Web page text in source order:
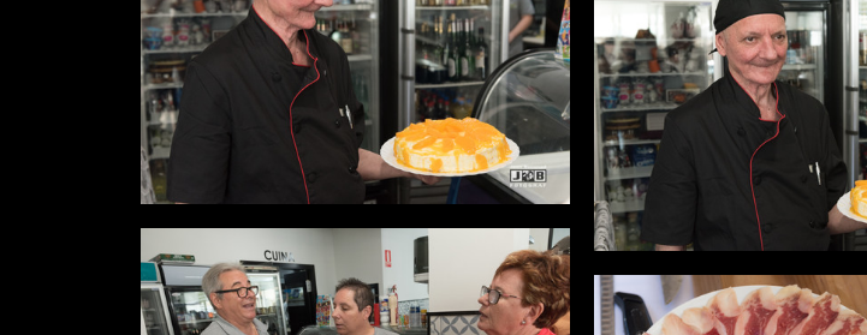
Desde 0,00 €
Desde 0,00 €